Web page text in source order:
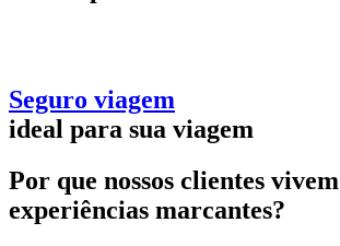
Seguro viagem
ideal para sua viagem
Por que nossos clientes vivem
experiências marcantes?